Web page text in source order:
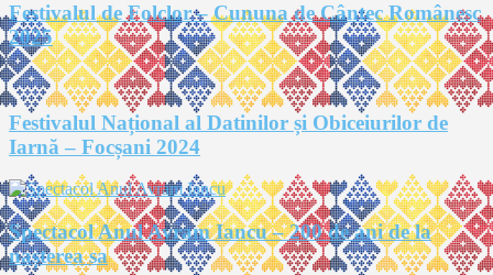
Festivalul de Folclor – Cununa de Cântec Românesc
2025
Festivalul Național al Datinilor și Obiceiurilor de
Iarnă – Focșani 2024
Spectacol Anul Avram Iancu – 200 de ani de la
nașterea sa